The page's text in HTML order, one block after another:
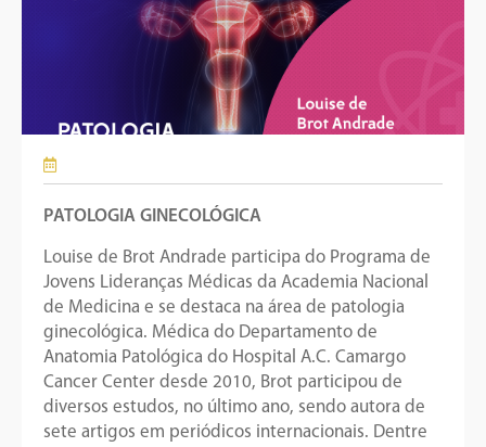
PATOLOGIA GINECOLÓGICA
Louise de Brot Andrade participa do Programa de
Jovens Lideranças Médicas da Academia Nacional
de Medicina e se destaca na área de patologia
ginecológica. Médica do Departamento de
Anatomia Patológica do Hospital A.C. Camargo
Cancer Center desde 2010, Brot participou de
diversos estudos, no último ano, sendo autora de
sete artigos em periódicos internacionais. Dentre